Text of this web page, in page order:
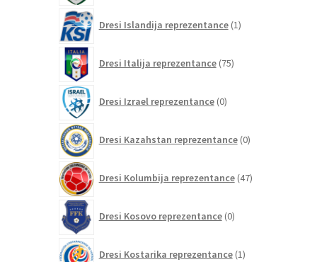
Dresi Islandija reprezentance 1izdelek
Dresi Italija reprezentance 75izdelkov
Dresi Izrael reprezentance 0izdelkov
Dresi Kazahstan reprezentance 0izdelkov
Dresi Kolumbija reprezentance 47izdelkov
Dresi Kosovo reprezentance 0izdelkov
Dresi Kostarika reprezentance 1